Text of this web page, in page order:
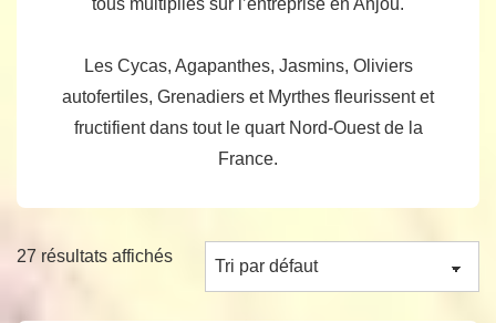
tous multipliés sur l’entreprise en Anjou.
Les Cycas, Agapanthes, Jasmins, Oliviers
autofertiles, Grenadiers et Myrthes fleurissent et
fructifient dans tout le quart Nord-Ouest de la
France.
27 résultats affichés